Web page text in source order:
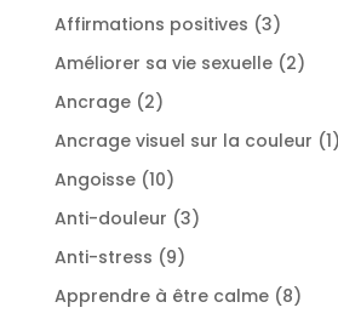
produit
Affirmations positives 33
produits
Améliorer sa vie sexuelle 22
Ancrage 22
produits
Ancrage visuel sur la couleur 11
Angoisse 1010
produits
Anti-douleur 33
Anti-stress 99
produits
Apprendre à être calme 88